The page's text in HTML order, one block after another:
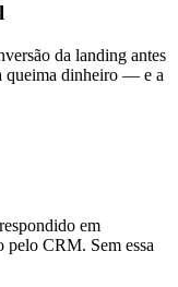
da landing antes
queima dinheiro — e a
em
pelo CRM. Sem essa